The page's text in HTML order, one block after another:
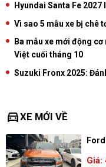
Hyundai Santa Fe
Vì sao 5 mẫu xe bị chê
Ba mẫu xe mới động
Việt cuối tháng 10
Suzuki Fronx 2025:
directions_carXE MỚI VỀ
Giá: